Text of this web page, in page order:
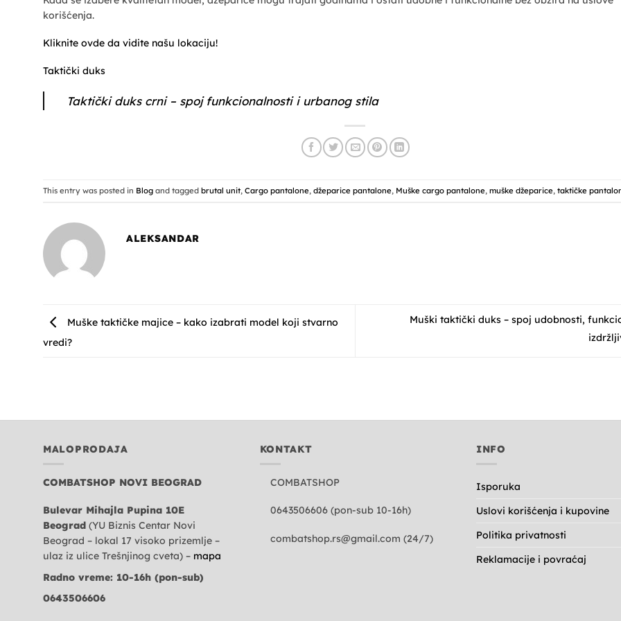
korišćenja.
Kliknite ovde da vidite našu lokaciju!
Taktički duks
Taktički duks crni – spoj funkcionalnosti i urbanog stila
This entry was posted in Blog and tagged brutal unit, Cargo pantalone, džeparice pantalone, Muške cargo pantalone, muške džeparice, taktičke
ALEKSANDAR
Muške taktičke majice – kako izabrati model koji stvarno
vredi?
Muški taktički duks – spoj udobnosti,
MALOPRODAJA
COMBATSHOP NOVI BEOGRAD
Bulevar Mihajla Pupina 10E
Beograd (YU Biznis Centar Novi
Beograd – lokal 17 visoko prizemlje –
ulaz iz ulice Trešnjinog cveta) – mapa
Radno vreme: 10-16h (pon-sub)
0643506606
KONTAKT
COMBATSHOP
0643506606 (pon-sub 10-16h)
combatshop.rs@gmail.com (24/7)
INFO
Isporuka
Uslovi korišćenja i kupovine
Politika privatnosti
Reklamacije i povraćaj